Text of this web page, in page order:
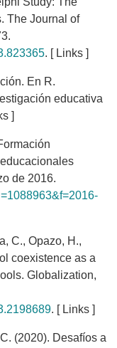
The Journal of
. [ Links ]
En R.
educativa
]
de 2016.
C., Opazo, H.,
coexistence as a
Globalization,
. [ Links ]
(2020). Desafíos a